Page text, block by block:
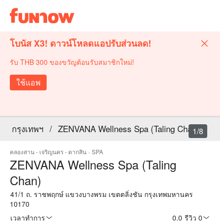
โบนัส X3! ดาวน์โหลดแอปรับส่วนลด!
รับ THB 300 ของขวัญต้อนรับสมาชิกใหม่!
ใช้แอพ
กรุงเทพฯ / ZENVANA Wellness Spa (Taling Chan)
คลองสาน - เจริญนคร - ตากสิน · SPA
ZENVANA Wellness Spa (Taling
Chan)
41/1 ถ. ราชพฤกษ์ แขวงบางพรม เขตตลิ่งชัน กรุงเทพมหานคร
10170
เวลาทำการ
0.0 รีวิว 0
1/8